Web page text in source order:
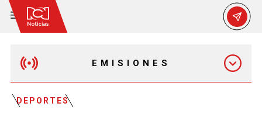
EMISIONES
DEPORTES